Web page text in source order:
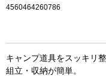
4560464260786
キャンプ道具をスッキリ
組立・収納が簡単。